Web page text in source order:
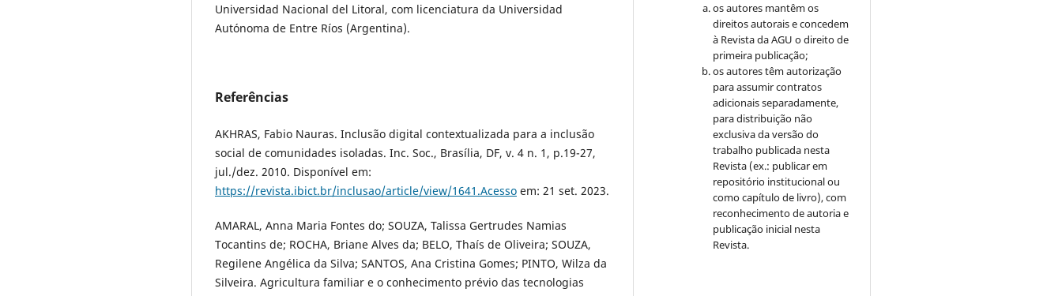
Universidad Nacional del Litoral, com licenciatura da Universidad
Autónoma de Entre Ríos (Argentina).
Referências
AKHRAS, Fabio Nauras. Inclusão digital contextualizada para a inclusão
social de comunidades isoladas. Inc. Soc., Brasília, DF, v. 4 n. 1, p.19-27,
jul./dez. 2010. Disponível em:
https://revista.ibict.br/inclusao/article/view/1641.Acesso em: 21 set. 2023.
AMARAL, Anna Maria Fontes do; SOUZA, Talissa Gertrudes Namias
Tocantins de; ROCHA, Briane Alves da; BELO, Thaís de Oliveira; SOUZA,
Regilene Angélica da Silva; SANTOS, Ana Cristina Gomes; PINTO, Wilza da
Silveira. Agricultura familiar e o conhecimento prévio das tecnologias
os autores mantêm os
direitos autorais e concedem
à Revista da AGU o direito de
primeira publicação;
os autores têm autorização
para assumir contratos
adicionais separadamente,
para distribuição não
exclusiva da versão do
trabalho publicada nesta
Revista (ex.: publicar em
repositório institucional ou
como capítulo de livro), com
reconhecimento de autoria e
publicação inicial nesta
Revista.